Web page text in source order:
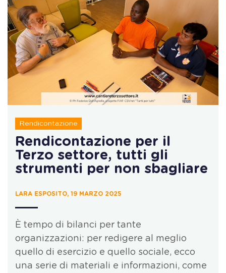
Rendicontazione
Rendicontazione per il
Terzo settore, tutti gli
strumenti per non sbagliare
LARA ESPOSITO, 19 MARZO 2025
È tempo di bilanci per tante
organizzazioni: per redigere al meglio
quello di esercizio e quello sociale, ecco
una serie di materiali e informazioni, come